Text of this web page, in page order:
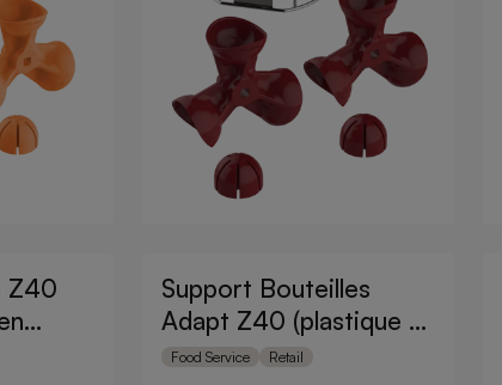
Z40
Support Bouteilles
Adapt Z40 (plastique et
verre)
Food Service Retail